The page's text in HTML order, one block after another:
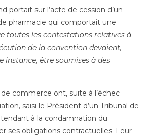
portait sur l’acte de cession d’un
pharmacie qui comportait une
toutes les contestations relatives à
de la convention devaient,
être soumises à des
commerce ont, suite à l’échec
saisi le Président d’un Tribunal de
à la condamnation du
ses obligations contractuelles. Leur